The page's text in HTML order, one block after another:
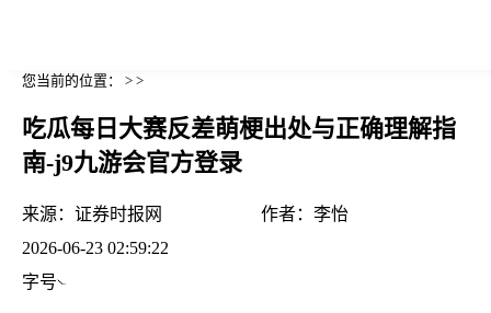
您当前的位置： > >
吃瓜每日大赛反差萌梗出处与正确理解指
南-j9九游会官方登录
来源： 证券时报网 作者： 李怡
2026-06-23 02:59:22
字号